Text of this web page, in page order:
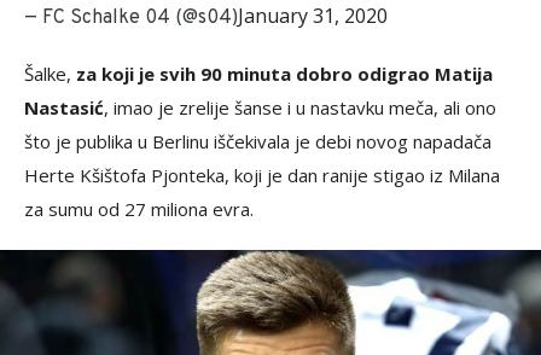
— FC Schalke 04 (@s04)January 31, 2020
Šalke, za koji je svih 90 minuta dobro odigrao Matija
Nastasić, imao je zrelije šanse i u nastavku meča, ali ono
što je publika u Berlinu iščekivala je debi novog napadača
Herte Kšištofa Pjonteka, koji je dan ranije stigao iz Milana
za sumu od 27 miliona evra.